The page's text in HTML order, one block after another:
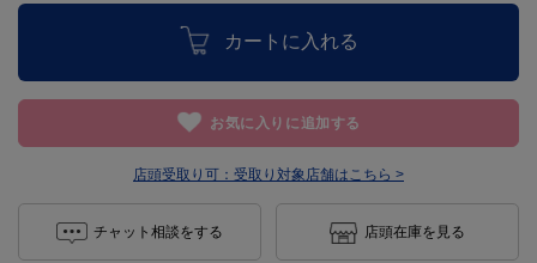
カートに入れる
お気に入りに追加する
店頭受取り可： 受取り対象店舗はこちら >
チャット相談をする 店頭在庫を見る